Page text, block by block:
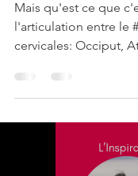
La Jonction
OAA
Mais qu'est ce que
détails: à lire ci
vidéo: https://
système osseux: